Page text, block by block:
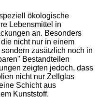
ökologische
Lebensmittel in
an. Besonders
nicht nur in einem
zusätzlich noch in
Bestandteilen
zeigten jedoch, dass
nicht nur Zellglas
Schicht aus
Kunststoff.